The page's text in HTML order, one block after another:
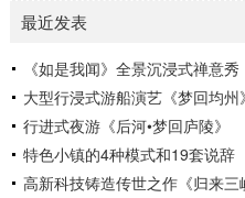
咽喉，吴楚万里之襟
华诗城”。作为重庆
三峡...
最近发表
《如是我闻》全景沉浸式禅意秀
大型行浸式游船演艺《梦回均州》
行进式夜游《后河•梦回庐陵》
特色小镇的4种模式和19套说辞
高新科技铸造传世之作《归来三